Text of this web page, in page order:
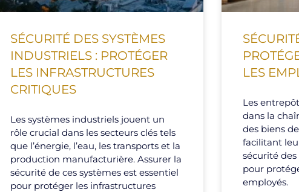
SÉCURITÉ DES SYSTÈMES
INDUSTRIELS : PROTÉGER
LES INFRASTRUCTURES
CRITIQUES
Les systèmes industriels jouent un
rôle crucial dans les secteurs clés tels
que l’énergie, l’eau, les transports et la
production manufacturière. Assurer la
sécurité de ces systèmes est essentiel
pour protéger les infrastructures
LES
Les
dans la
des biens
facilitant
sécurité
pour
employés.